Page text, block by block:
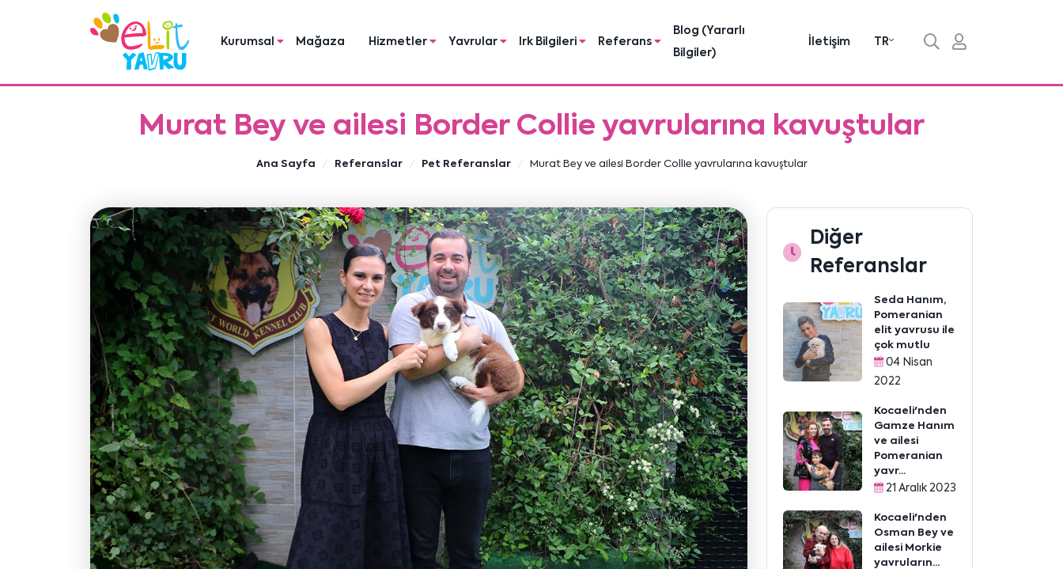
Kurumsal Mağaza Hizmetler Yavrular Irk Bilgileri Referans
Blog (Yararlı
Bilgiler)
İletişim TR
Murat Bey ve ailesi Border Collie yavrularına kavuştular
Ana Sayfa Referanslar Pet Referanslar Murat Bey ve ailesi Border Collie yavrularına kavuştular
Diğer
Referanslar
Seda Hanım,
Pomeranian
elit yavrusu ile
çok mutlu
04 Nisan
2022
Kocaeli'nden
Gamze Hanım
ve ailesi
Pomeranian
yavr...
21 Aralık 2023
Kocaeli'nden
Osman Bey ve
ailesi Morkie
yavruların...